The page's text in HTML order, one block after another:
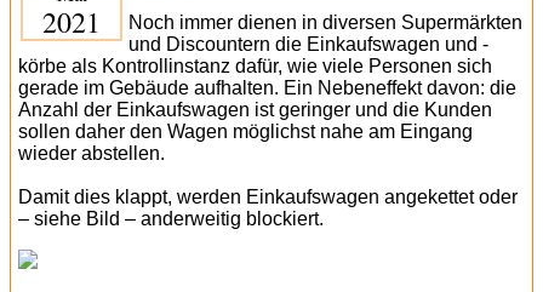
2021
Noch immer dienen in diversen Supermärkten
und Discountern die Einkaufswagen und -
körbe als Kontrollinstanz dafür, wie viele Personen sich
gerade im Gebäude aufhalten. Ein Nebeneffekt davon: die
Anzahl der Einkaufswagen ist geringer und die Kunden
sollen daher den Wagen möglichst nahe am Eingang
wieder abstellen.
Damit dies klappt, werden Einkaufswagen angekettet oder
– siehe Bild – anderweitig blockiert.